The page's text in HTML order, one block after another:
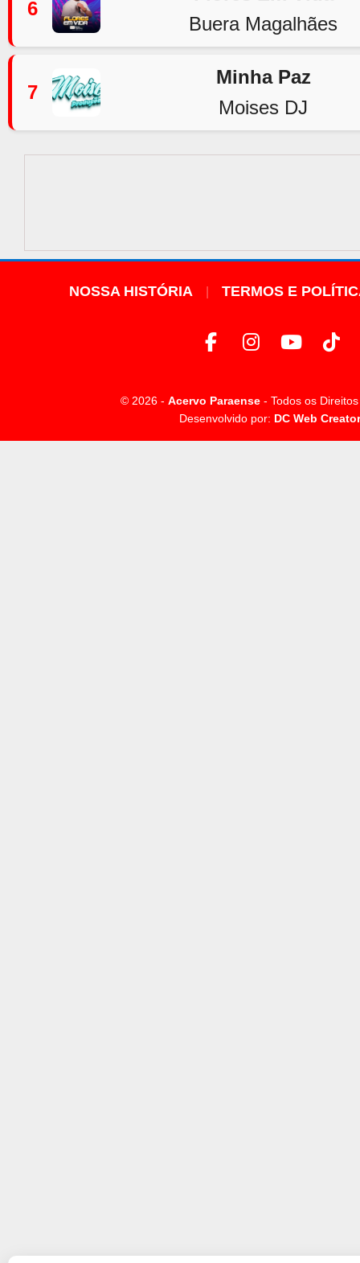
6
Buera Magalhães
7
Minha Paz
Moises DJ
NOSSA HISTÓRIA TERMOS E
© 2026 - Acervo Paraense - Todos os
Desenvolvido por: DC Web